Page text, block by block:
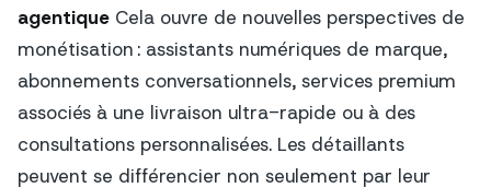
agentique Cela ouvre de nouvelles perspectives de
monétisation : assistants numériques de marque,
abonnements conversationnels, services premium
associés à une livraison ultra-rapide ou à des
consultations personnalisées. Les détaillants
peuvent se différencier non seulement par leur